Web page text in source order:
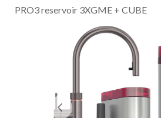
PRO3 reservoir 3XGME + CUBE